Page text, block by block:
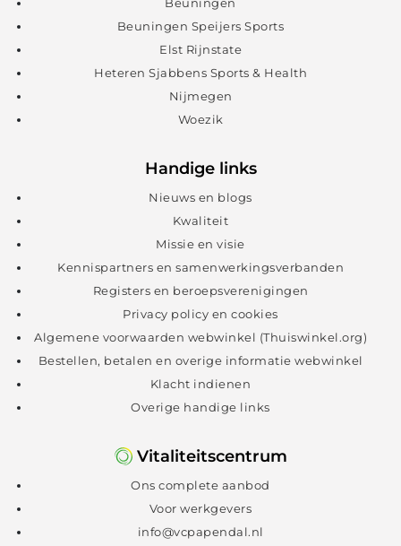
Beuningen Speijers Sports
Elst Rijnstate
Heteren Sjabbens Sports & Health
Nijmegen
Woezik
Handige links
Nieuws en blogs
Kwaliteit
Missie en visie
Kennispartners en samenwerkingsverbanden
Registers en beroepsverenigingen
Privacy policy en cookies
Algemene voorwaarden webwinkel (Thuiswinkel.org)
Bestellen, betalen en overige informatie webwinkel
Klacht indienen
Overige handige links
Vitaliteitscentrum
Ons complete aanbod
Voor werkgevers
info@vcpapendal.nl